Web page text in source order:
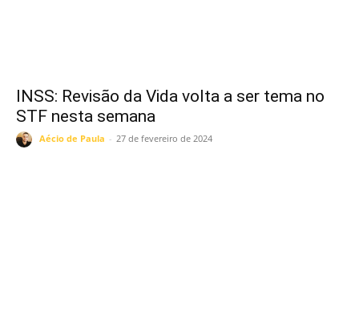
INSS: Revisão da Vida volta a ser tema no
STF nesta semana
Aécio de Paula - 27 de fevereiro de 2024